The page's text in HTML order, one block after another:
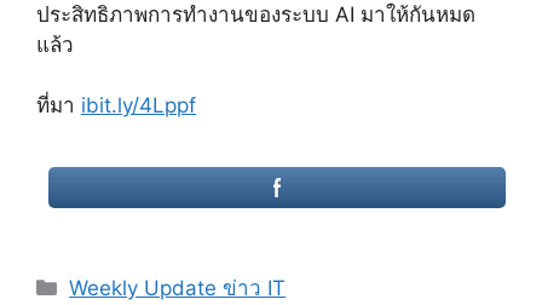
ประสิทธิภาพการทำงานของระบบ AI มาให้กันหมด
แล้ว
ที่มา ibit.ly/4Lppf
Categories
Weekly Update ข่าว IT